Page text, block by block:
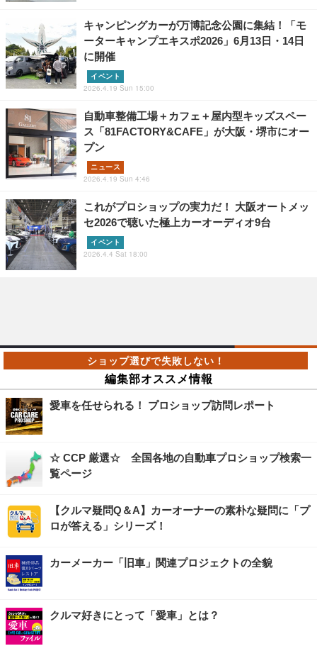
キャンピングカーが万博記念公園に集結！「モ
ーターキャンプエキスポ2026」6月13日・14日
に開催
イベント
2026.4.19 Sun 15:00
自動車整備工場＋カフェ＋屋内型キッズスペー
ス「81FACTORY&CAFE」が大阪・堺市にオー
プン
ニュース
2026.4.19 Sun 4:46
これがプロショップの実力だ！ 大阪オートメッ
セ2026で聴いた極上カーオーディオ9台
イベント
2026.4.4 Sat 18:00
編集部オススメ情報
愛車を任せられる！ プロショップ訪問レポート
☆ CCP 厳選☆ 全国各地の自動車プロショップ検索一
覧ページ
【クルマ疑問Q＆A】カーオーナーの素朴な疑問に「プ
ロが答える」シリーズ！
カーメーカー「旧車」関連プロジェクトの全貌
クルマ好きにとって「愛車」とは？